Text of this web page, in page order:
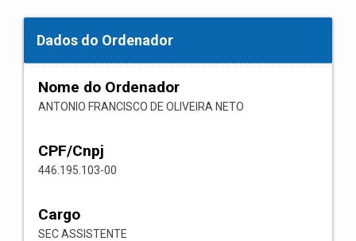
Dados do Ordenador
Nome do Ordenador
ANTONIO FRANCISCO DE OLIVEIRA NETO
CPF/Cnpj
446.195.103-00
Cargo
SEC ASSISTENTE